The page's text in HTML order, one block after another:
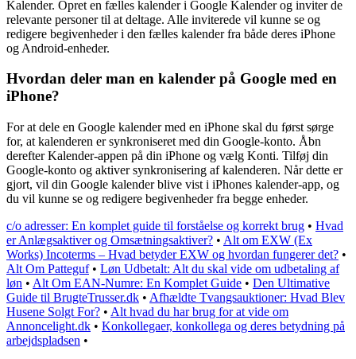
Kalender. Opret en fælles kalender i Google Kalender og inviter de
relevante personer til at deltage. Alle inviterede vil kunne se og
redigere begivenheder i den fælles kalender fra både deres iPhone
og Android-enheder.
Hvordan deler man en kalender på Google med en
iPhone?
For at dele en Google kalender med en iPhone skal du først sørge
for, at kalenderen er synkroniseret med din Google-konto. Åbn
derefter Kalender-appen på din iPhone og vælg Konti. Tilføj din
Google-konto og aktiver synkronisering af kalenderen. Når dette er
gjort, vil din Google kalender blive vist i iPhones kalender-app, og
du vil kunne se og redigere begivenheder fra begge enheder.
c/o adresser: En komplet guide til forståelse og korrekt brug • Hvad
er Anlægsaktiver og Omsætningsaktiver? • Alt om EXW (Ex
Works) Incoterms – Hvad betyder EXW og hvordan fungerer det? •
Alt Om Patteguf• Løn Udbetalt: Alt du skal vide om udbetaling af
løn • Alt Om EAN-Numre: En Komplet Guide • Den Ultimative
Guide til BrugteTrusser.dk • Afhældte Tvangsauktioner: Hvad Blev
Husene Solgt For? • Alt hvad du har brug for at vide om
Annoncelight.dk • Konkollegaer, konkollega og deres betydning på
arbejdspladsen •